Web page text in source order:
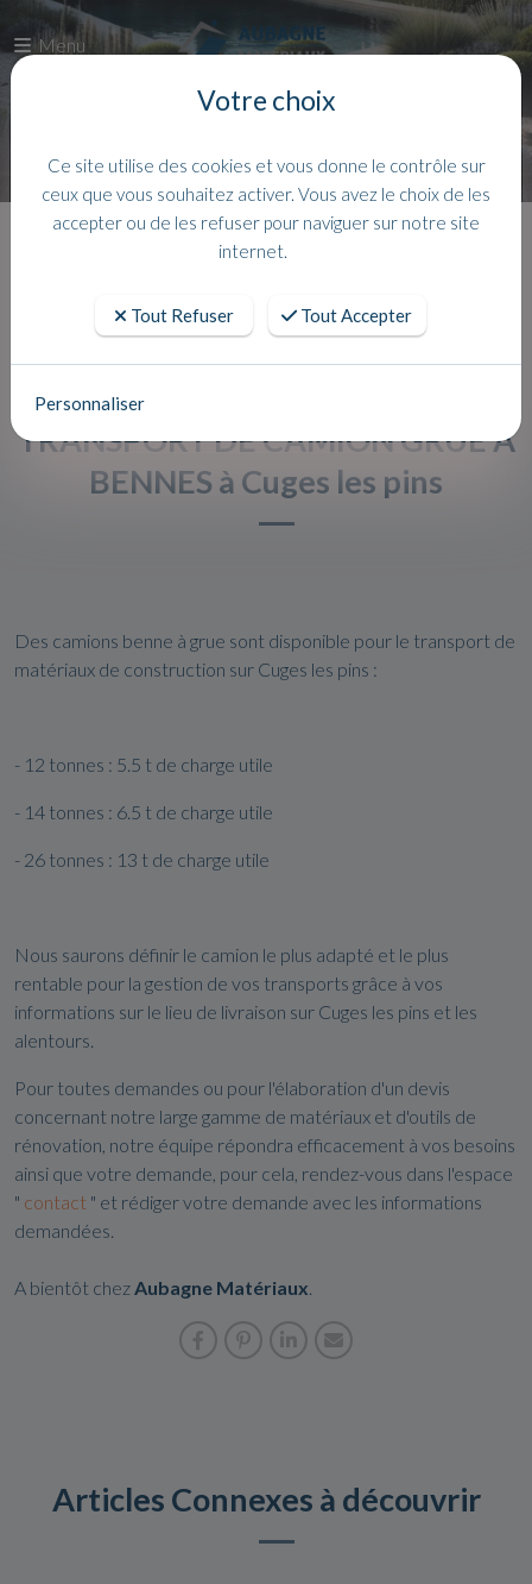
Menu
Accueil Actualites
TRANSPORT DE CAMION GRUE À
BENNES à Cuges les pins
Des camions benne à grue sont disponible pour le transport de
matériaux de construction sur Cuges les pins :
- 12 tonnes : 5.5 t de charge utile
- 14 tonnes : 6.5 t de charge utile
- 26 tonnes : 13 t de charge utile
Nous saurons définir le camion le plus adapté et le plus
rentable pour la gestion de vos transports grâce à vos
informations sur le lieu de livraison sur Cuges les pins et les
alentours.
Pour toutes demandes ou pour l'élaboration d'un devis
concernant notre large gamme de matériaux et d'outils de
rénovation, notre équipe répondra efficacement à vos besoins
ainsi que votre demande, pour cela, rendez-vous dans l'espace
" contact " et rédiger votre demande avec les informations
demandées.
A bientôt chezAubagne Matériaux.
Articles Connexes à découvrir
Votre choix
Ce site utilise des cookies et vous donne le contrôle sur
ceux que vous souhaitez activer. Vous avez le choix de les
accepter ou de les refuser pour naviguer sur notre site
internet.
Tout Refuser Tout Accepter
Personnaliser